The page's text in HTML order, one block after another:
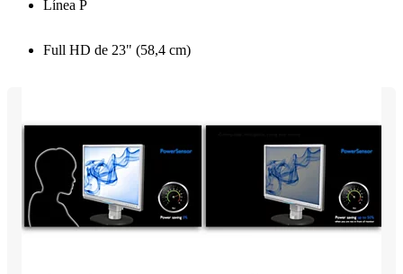
Línea P
Full HD de 23" (58,4 cm)